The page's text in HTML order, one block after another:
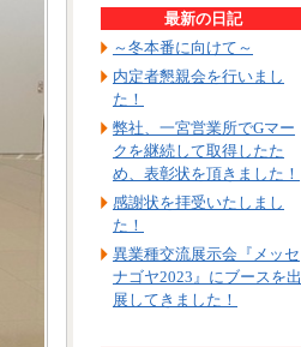
最新の日記
～冬本番に向けて～
内定者懇親会を行いまし
た！
弊社、一宮営業所でGマー
クを継続して取得したた
め、表彰状を頂きました！
感謝状を拝受いたしまし
た！
異業種交流展示会『メッセ
ナゴヤ2023』にブースを出
展してきました！